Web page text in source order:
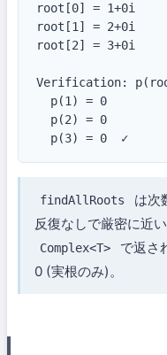
root[0] = 1+0i
root[1] = 2+0i
root[2] = 3+0i
Verification:
  p(1) = 0
  p(2) = 0
  p(3) = 0  ✓
findAllRoots
は次
反復なしで厳密に近
Complex<T>
で返さ
0 (実根のみ)。